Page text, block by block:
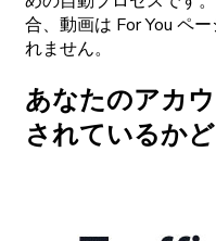
合、動画は For You ペ
れません。
あなたのアカ
されているか